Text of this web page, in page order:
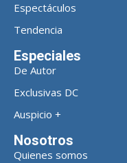
Espectáculos
Tendencia
Especiales
De Autor
Exclusivas DC
Auspicio +
Nosotros
Quienes somos